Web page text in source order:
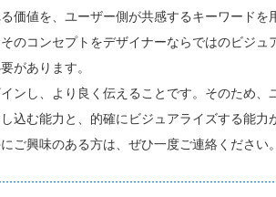
価値を、ユーザー側が共感するキーワードを
のコンセプトをデザイナーならではのビジュ
があります。
ンし、より良く伝えることです。そのため、
込む能力と、的確にビジュアライズする能力
ご興味のある方は、ぜひ一度ご連絡ください。